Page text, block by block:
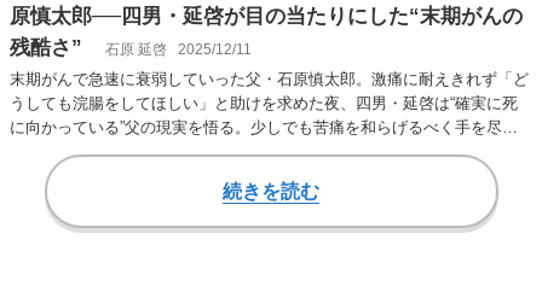
原慎太郎──四男・延啓が目の当たりにした“末期がんの
残酷さ”
石原 延啓 2025/12/11
末期がんで急速に衰弱していった父・石原慎太郎。激痛に耐えきれず「ど
うしても浣腸をしてほしい」と助けを求めた夜、四男・延啓は“確実に死
に向かっている”父の現実を悟る。少しでも苦痛を和らげるべく手を尽く
す中で見えてきた…
続きを読む